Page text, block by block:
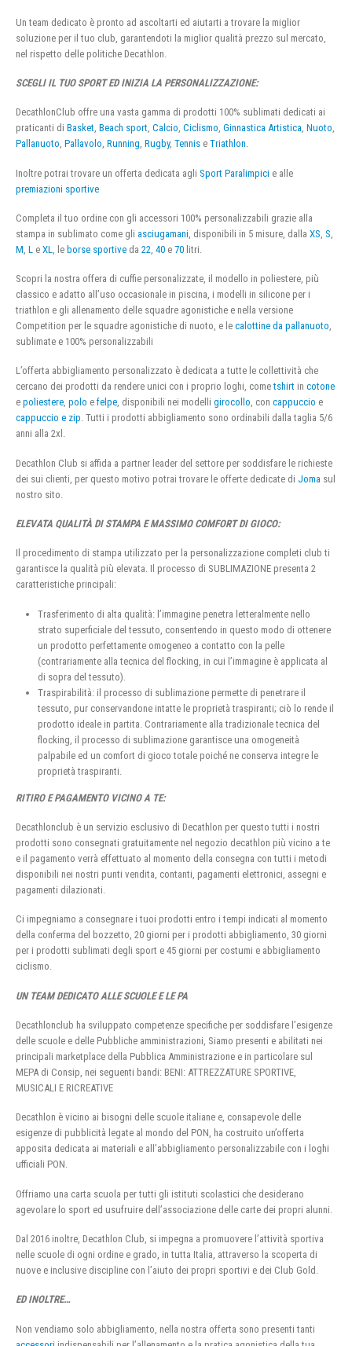
Un team dedicato è pronto ad ascoltarti ed aiutarti a trovare la miglior
soluzione per il tuo club, garantendoti la miglior qualità prezzo sul mercato,
nel rispetto delle politiche Decathlon.
SCEGLI IL TUO SPORT ED INIZIA LA PERSONALIZZAZIONE:
DecathlonClub offre una vasta gamma di prodotti 100% sublimati dedicati ai
praticanti di Basket, Beach sport, Calcio, Ciclismo, Ginnastica Artistica, Nuoto,
Pallanuoto, Pallavolo, Running, Rugby, Tennis e Triathlon.
Inoltre potrai trovare un offerta dedicata agli Sport Paralimpici e alle
premiazioni sportive
Completa il tuo ordine con gli accessori 100% personalizzabili grazie alla
stampa in sublimato come gli asciugamani , disponibili in 5 misure, dalla XS S
M L e XL , le borse sportive da 22 40 e 70 litri.
Scopri la nostra offera di cuffie personalizzate, il modello in poliestere, più
classico e adatto all’uso occasionale in piscina, i modelli in silicone per i
triathlon e gli allenamento delle squadre agonistiche e nella versione
Competition per le squadre agonistiche di nuoto, e le calottine da pallanuoto,
sublimate e 100% personalizzabili
L’offerta abbigliamento personalizzato è dedicata a tutte le collettività che
cercano dei prodotti da rendere unici con i proprio loghi, cometshirt in cotone
e poliestere, polo e felpe, disponibili nei modelli girocollo, con cappuccio e
cappuccio e zip. Tutti i prodotti abbigliamento sono ordinabili dalla taglia 5/6
anni alla 2xl.
Decathlon Club si affida a partner leader del settore per soddisfare le richieste
dei sui clienti, per questo motivo potrai trovare le offerte dedicate di Joma sul
nostro sito.
ELEVATA QUALITÀ DI STAMPA E MASSIMO COMFORT DI GIOCO:
Il procedimento di stampa utilizzato per la personalizzazione completi club ti
garantisce la qualità più elevata. Il processo di SUBLIMAZIONE presenta 2
caratteristiche principali:
Trasferimento di alta qualità: l’immagine penetra letteralmente nello
strato superficiale del tessuto, consentendo in questo modo di ottenere
un prodotto perfettamente omogeneo a contatto con la pelle
(contrariamente alla tecnica del flocking, in cui l’immagine è applicata al
di sopra del tessuto).
Traspirabilità: il processo di sublimazione permette di penetrare il
tessuto, pur conservandone intatte le proprietà traspiranti; ciò lo rende il
prodotto ideale in partita. Contrariamente alla tradizionale tecnica del
flocking, il processo di sublimazione garantisce una omogeneità
palpabile ed un comfort di gioco totale poiché ne conserva integre le
proprietà traspiranti.
RITIRO E PAGAMENTO VICINO A TE:
Decathlonclub è un servizio esclusivo di Decathlon per questo tutti i nostri
prodotti sono consegnati gratuitamente nel negozio decathlon più vicino a te
e il pagamento verrà effettuato al momento della consegna con tutti i metodi
disponibili nei nostri punti vendita, contanti, pagamenti elettronici, assegni e
pagamenti dilazionati.
Ci impegniamo a consegnare i tuoi prodotti entro i tempi indicati al momento
della conferma del bozzetto, 20 giorni per i prodotti abbigliamento, 30 giorni
per i prodotti sublimati degli sport e 45 giorni per costumi e abbigliamento
ciclismo.
UN TEAM DEDICATO ALLE SCUOLE E LE PA
Decathlonclub ha sviluppato competenze specifiche per soddisfare l’esigenze
delle scuole e delle Pubbliche amministrazioni, Siamo presenti e abilitati nei
principali marketplace della Pubblica Amministrazione e in particolare sul
MEPA di Consip, nei seguenti bandi: BENI: ATTREZZATURE SPORTIVE,
MUSICALI E RICREATIVE
Decathlon è vicino ai bisogni delle scuole italiane e, consapevole delle
esigenze di pubblicità legate al mondo del PON, ha costruito un’offerta
apposita dedicata ai materiali e all’abbigliamento personalizzabile con i loghi
ufficiali PON.
Offriamo una carta scuola per tutti gli istituti scolastici che desiderano
agevolare lo sport ed usufruire dell’associazione delle carte dei propri alunni.
Dal 2016 inoltre, Decathlon Club, si impegna a promuovere l’attività sportiva
nelle scuole di ogni ordine e grado, in tutta Italia, attraverso la scoperta di
nuove e inclusive discipline con l’aiuto dei propri sportivi e dei Club Gold.
ED INOLTRE…
Non vendiamo solo abbigliamento, nella nostra offerta sono presenti tanti